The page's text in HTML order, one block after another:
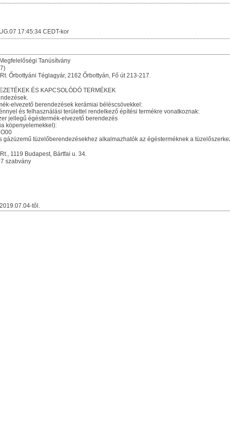
17:45:34 CEDT-kor
Tanúsítvány
Őrbottyáni Téglagyár, 2162 Őrbottyán, Fő út 213-217.
ÉS KAPCSOLÓDÓ TERMÉKEK
elvezető berendezések kerámiai béléscsövekkel:
és felhasználási területtel rendelkező építési termékre vonatkoznak:
jellegű égéstermék-elvezető berendezés
köpenyelemekkel):
gázüzemű tüzelőberendezésekhez alkalmazhatók az égésterméknek a
1119 Budapest, Bártfai u. 34.
szabvány
től.